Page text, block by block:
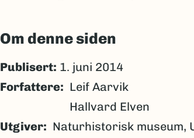
Om denne siden
Publisert: 1. juni 2014
Forfattere
Leif Aarvik
Hallvard Elven
Utgiver
Naturhistorisk museum,